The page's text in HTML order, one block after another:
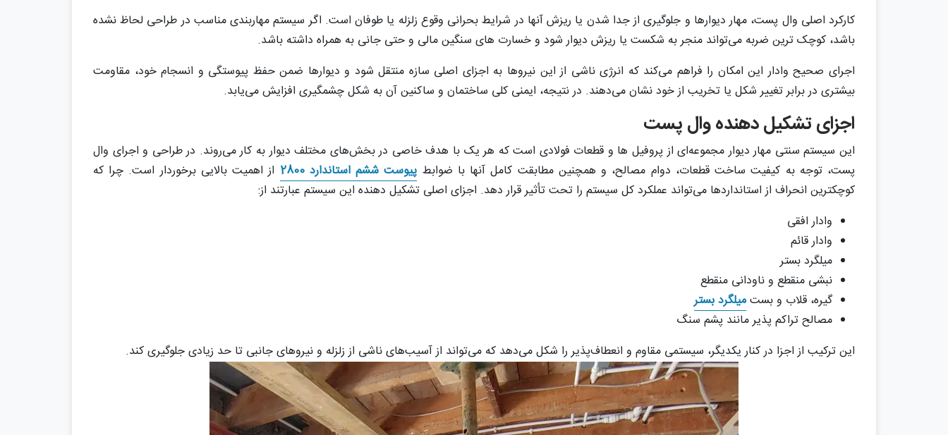
کارکرد اصلی وال پست، مهار دیوارها و جلوگیری از جدا شدن یا ریزش آنها در شرایط بحرانی وقوع زلزله یا طوفان است. اگر سیستم مهاربندی مناسب در طراحی لحاظ نشده
باشد، کوچک ترین ضربه می‌تواند منجر به شکست یا ریزش دیوار شود و خسارت های سنگین مالی و حتی جانی به همراه داشته باشد.
اجرای صحیح وادار این امکان را فراهم می‌کند که انرژی ناشی از این نیروها به اجزای اصلی سازه منتقل شود و دیوارها ضمن حفظ پیوستگی و انسجام خود، مقاومت
بیشتری در برابر تغییر شکل یا تخریب از خود نشان می‌دهند. در نتیجه، ایمنی کلی ساختمان و ساکنین آن به شکل چشمگیری افزایش می‌یابد.
اجزای تشکیل دهنده وال پست
این سیستم سنتی مهار دیوار مجموعه‌ای از پروفیل ها و قطعات فولادی است که هر یک با هدف خاصی در بخش‌های مختلف دیوار به کار می‌روند. در طراحی و اجرای وال
پست، توجه به کیفیت ساخت قطعات، دوام مصالح، و همچنین مطابقت کامل آنها با ضوابط پیوست ششم استاندارد 2800
از اهمیت بالایی برخوردار است. چرا که
کوچکترین انحراف از استانداردها می‌تواند عملکرد کل سیستم را تحت تأثیر قرار دهد. اجزای اصلی تشکیل دهنده این سیستم عبارتند از:
وادار افقی
وادار قائم
میلگرد بستر
نبشی منقطع و ناودانی منقطع
گیره، قلاب و بستمیلگرد بستر
مصالح تراکم پذیر مانند پشم سنگ
این ترکیب از اجزا در کنار یکدیگر، سیستمی مقاوم و انعطاف‌پذیر را شکل می‌دهد که می‌تواند از آسیب‌های ناشی از زلزله و نیروهای جانبی تا حد زیادی جلوگیری کند.